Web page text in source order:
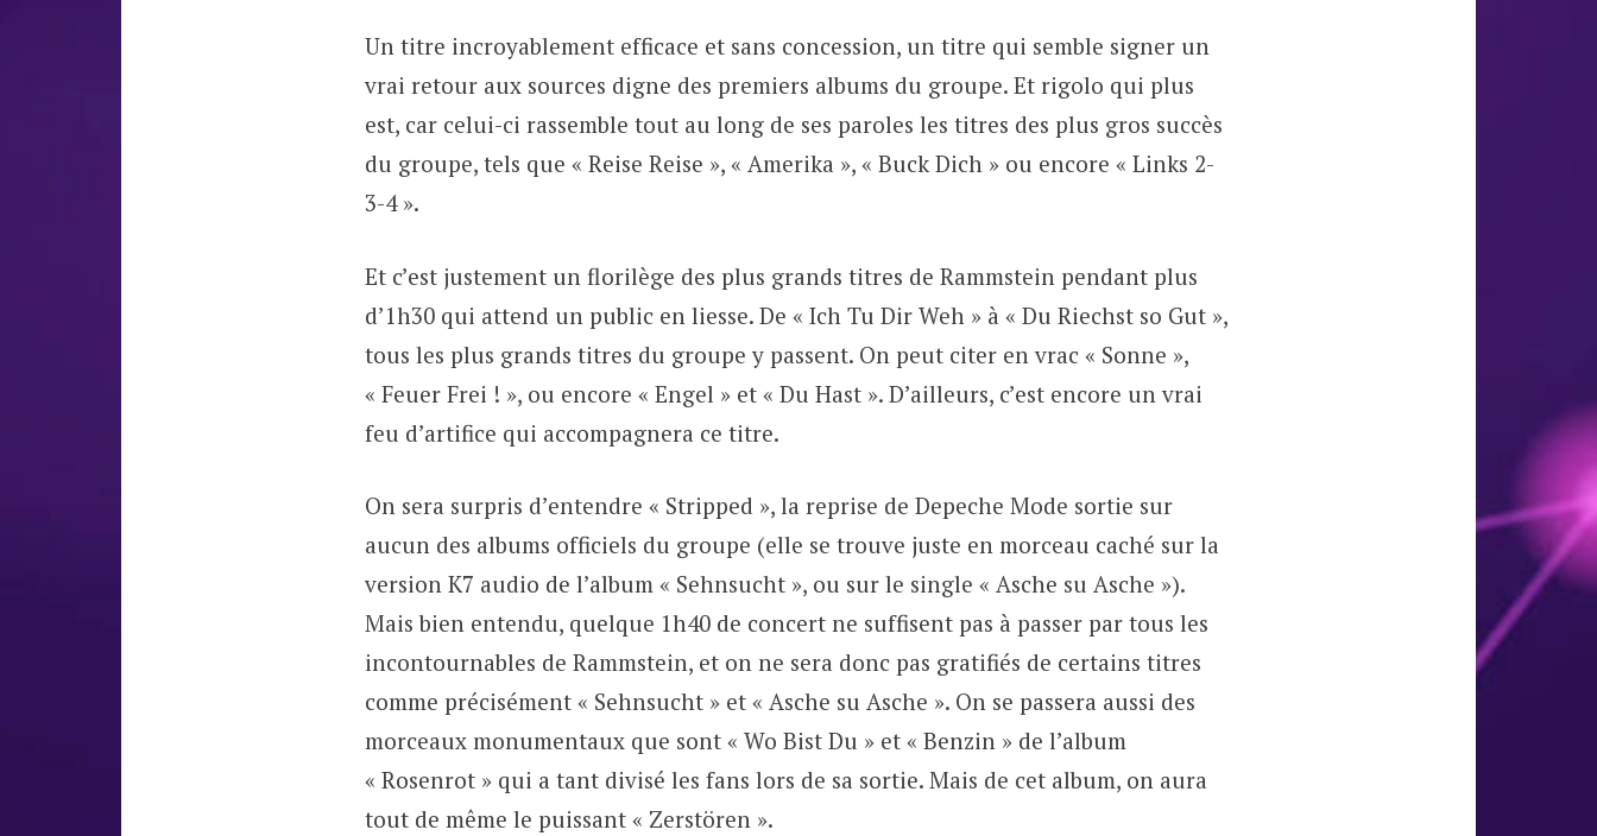
Un titre incroyablement efficace et sans concession, un titre qui semble signer un
vrai retour aux sources digne des premiers albums du groupe. Et rigolo qui plus
est, car celui-ci rassemble tout au long de ses paroles les titres des plus gros succès
du groupe, tels que « Reise Reise », « Amerika », « Buck Dich » ou encore « Links 2-
3-4 ».
Et c’est justement un florilège des plus grands titres de Rammstein pendant plus
d’1h30 qui attend un public en liesse. De « Ich Tu Dir Weh » à « Du Riechst so Gut »,
tous les plus grands titres du groupe y passent. On peut citer en vrac « Sonne »,
« Feuer Frei ! », ou encore « Engel » et « Du Hast ». D’ailleurs, c’est encore un vrai
feu d’artifice qui accompagnera ce titre.
On sera surpris d’entendre « Stripped », la reprise de Depeche Mode sortie sur
aucun des albums officiels du groupe (elle se trouve juste en morceau caché sur la
version K7 audio de l’album « Sehnsucht », ou sur le single « Asche su Asche »).
Mais bien entendu, quelque 1h40 de concert ne suffisent pas à passer par tous les
incontournables de Rammstein, et on ne sera donc pas gratifiés de certains titres
comme précisément « Sehnsucht » et « Asche su Asche ». On se passera aussi des
morceaux monumentaux que sont « Wo Bist Du » et « Benzin » de l’album
« Rosenrot » qui a tant divisé les fans lors de sa sortie. Mais de cet album, on aura
tout de même le puissant « Zerstören ».